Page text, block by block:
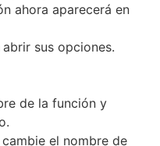
ahora aparecerá en
sus opciones.
de la función y
cambie el nombre de